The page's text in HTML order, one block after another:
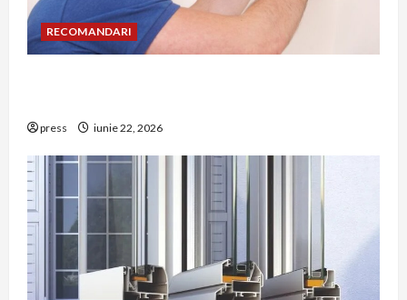
RECOMANDARI
press iunie 22, 2026